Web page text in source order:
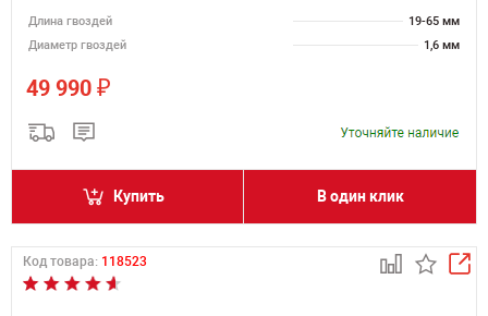
Длина гвоздей
19-65 мм
Диаметр гвоздей
1,6 мм
49 990 ₽
Купить В один клик
Код товара: 118523